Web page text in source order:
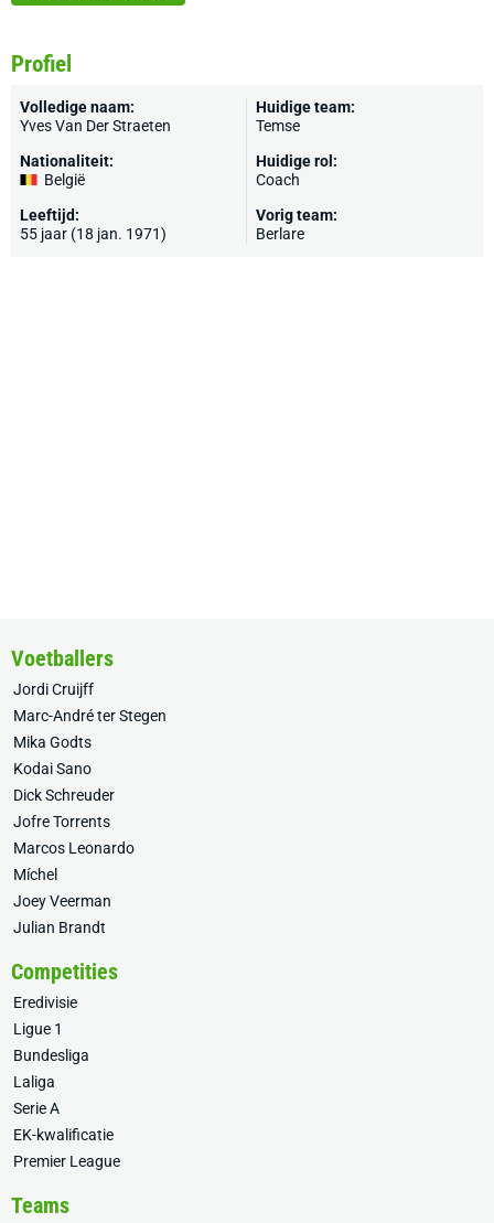
Profiel
Volledige naam:
Yves Van Der Straeten
Nationaliteit:
België
Leeftijd:
55 jaar (18 jan. 1971)
Huidige team:
Temse
Huidige rol:
Coach
Vorig team:
Berlare
Voetballers
Jordi Cruijff
Marc-André ter Stegen
Mika Godts
Kodai Sano
Dick Schreuder
Jofre Torrents
Marcos Leonardo
Míchel
Joey Veerman
Julian Brandt
Competities
Eredivisie
Ligue 1
Bundesliga
Laliga
Serie A
EK-kwalificatie
Premier League
Teams